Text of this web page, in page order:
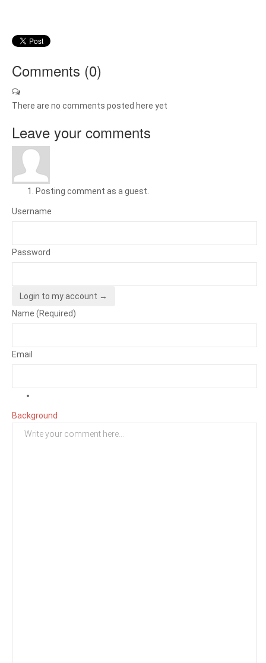
Comments (0)
There are no comments posted here yet
Leave your comments
Posting comment as a guest.
Username
Password
Login to my account →
Name (Required)
Email
Background